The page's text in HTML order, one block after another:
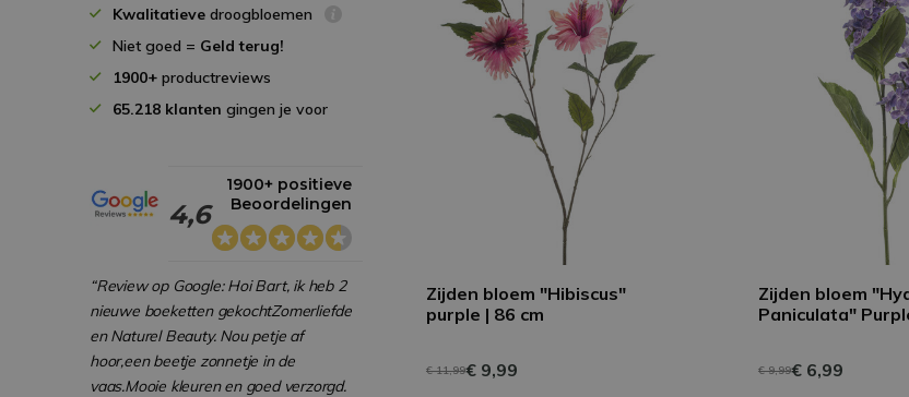
Zijden bloem "Hibiscus"
purple | 86 cm
€ 11,99€ 9,99
Zijden bloem
Paniculata"
€ 9,99€ 6,99
Kwalitatieve droogbloemen
Niet goed = Geld terug!
1900+ productreviews
65.218 klanten gingen je voor
4,6
1900+ positieve
Beoordelingen
“Review op Google: Hoi Bart, ik heb 2
nieuwe boeketten gekochtZomerliefde
en Naturel Beauty. Nou petje af
hoor,een beetje zonnetje in de
vaas.Mooie kleuren en goed verzorgd.